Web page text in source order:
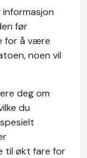
før
for å være
noen vil
deg om
du
til økt fare for